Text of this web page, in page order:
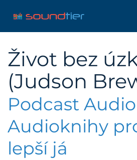
Život bez
(Judson
Podcast
Audioknihy
lepší já